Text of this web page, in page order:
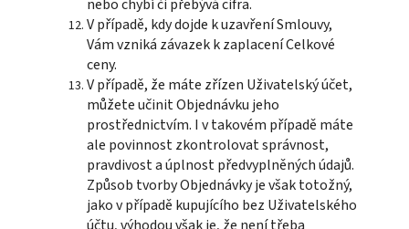
nebo chybí či přebývá cifra.
V případě, kdy dojde k uzavření Smlouvy,
Vám vzniká závazek k zaplacení Celkové
ceny.
V případě, že máte zřízen Uživatelský účet,
můžete učinit Objednávku jeho
prostřednictvím. I v takovém případě máte
ale povinnost zkontrolovat správnost,
pravdivost a úplnost předvyplněných údajů.
Způsob tvorby Objednávky je však totožný,
jako v případě kupujícího bez Uživatelského